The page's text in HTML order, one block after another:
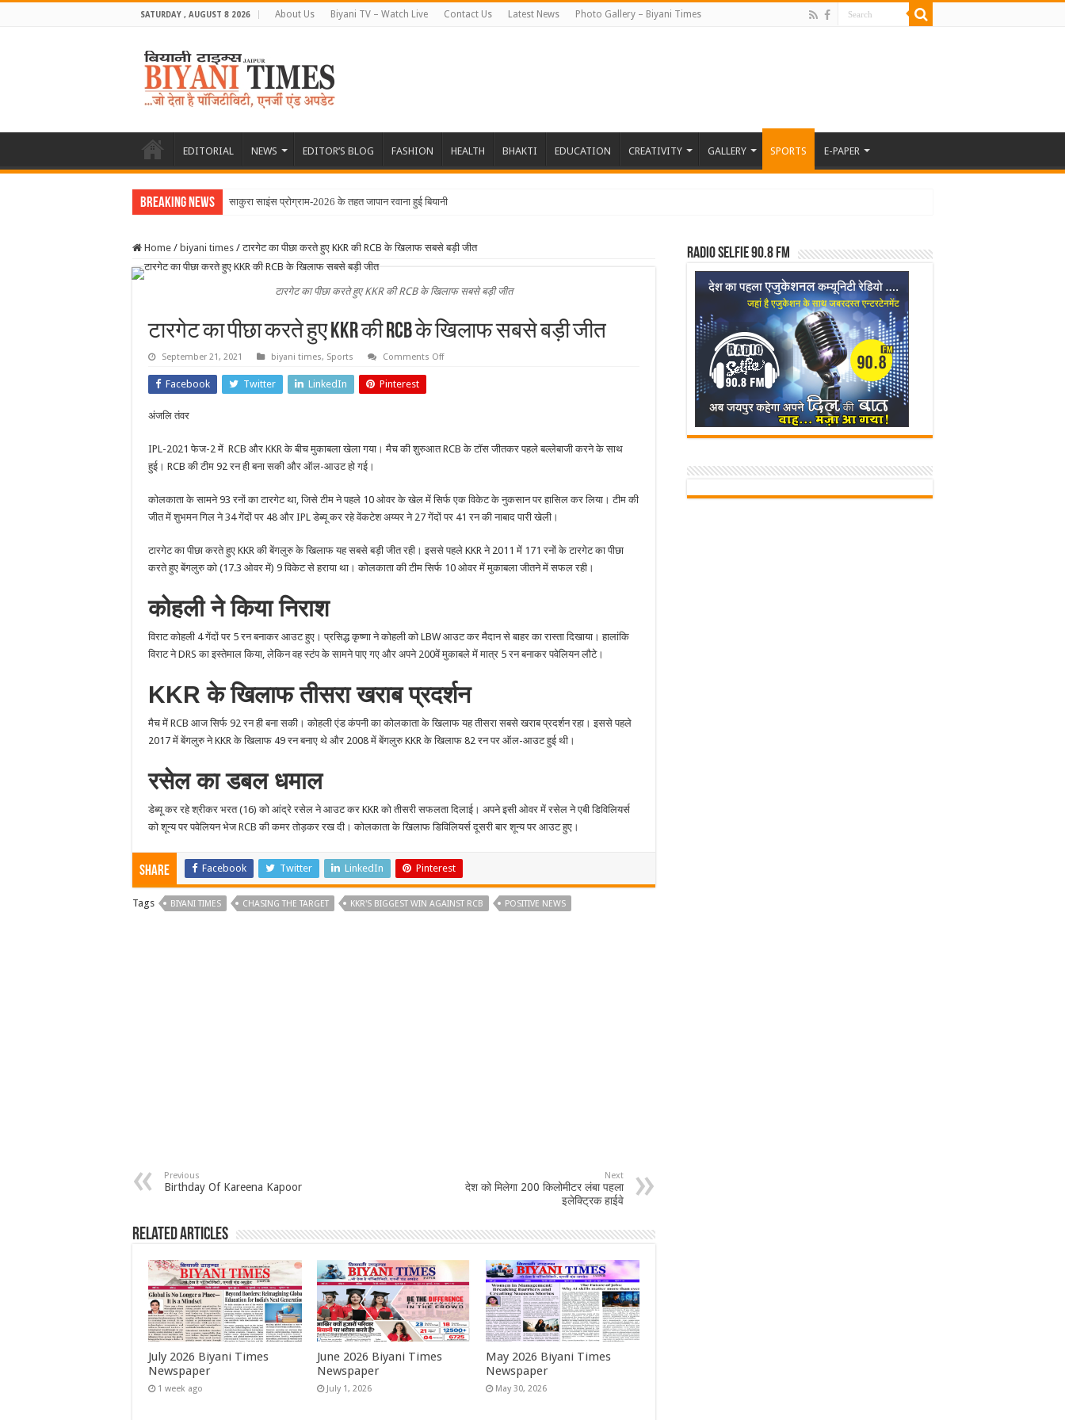
SATURDAY , AUGUST 8 2026 About Us Biyani TV – Watch Live Contact Us Latest News Photo Gallery – Biyani Times
EDITORIAL NEWS EDITOR’S BLOG FASHION HEALTH BHAKTI EDUCATION CREATIVITY GALLERY SPORTS E-PAPER
Breaking News साकुरा साइंस प्रोग्राम-2026 के तहत जापान रवाना हुई बियानी ग्रुप ऑफ कॉले
Home / biyani times / टारगेट का पीछा करते हुए KKR की RCB के खिलाफ सबसे बड़ी जीत
टारगेट का पीछा करते हुए KKR की RCB के खिलाफ सबसे बड़ी जीत
टारगेट का पीछा करते हुए KKR की RCB के खिलाफ सबसे बड़ी जीत
September 21, 2021 biyani times, Sports Comments Offon
के
Facebook Twitter LinkedIn Pinterest
अंजलि तंवर
IPL-2021 फेज-2 में RCB और KKR के बीच मुकाबला खेला गया। मैच की शुरुआत RCB के टॉस जीतकर पहले बल्लेबाजी करने के साथ
हुई। RCB की टीम 92 रन ही बना सकी और ऑल-आउट हो गई।
कोलकाता के सामने 93 रनों का टारगेट था, जिसे टीम ने पहले 10 ओवर के खेल में सिर्फ एक विकेट के नुकसान पर हासिल कर लिया। टीम की
जीत में शुभमन गिल ने 34 गेंदों पर 48 और IPL डेब्यू कर रहे वेंकटेश अय्यर ने 27 गेंदों पर 41 रन की नाबाद पारी खेली।
टारगेट का पीछा करते हुए KKR की बेंगलुरु के खिलाफ यह सबसे बड़ी जीत रही। इससे पहले KKR ने 2011 में 171 रनों के टारगेट का पीछा
करते हुए बेंगलुरु को (17.3 ओवर में) 9 विकेट से हराया था। कोलकाता की टीम सिर्फ 10 ओवर में मुकाबला जीतने में सफल रही।
कोहली ने किया निराश
विराट कोहली 4 गेंदों पर 5 रन बनाकर आउट हुए। प्रसिद्ध कृष्णा ने कोहली को LBW आउट कर मैदान से बाहर का रास्ता दिखाया। हालांकि
विराट ने DRS का इस्तेमाल किया, लेकिन वह स्टंप के सामने पाए गए और अपने 200वें मुकाबले में मात्र 5 रन बनाकर पवेलियन लौटे।
KKR के खिलाफ तीसरा खराब प्रदर्शन
मैच में RCB आज सिर्फ 92 रन ही बना सकी। कोहली एंड कंपनी का कोलकाता के खिलाफ यह तीसरा सबसे खराब प्रदर्शन रहा। इससे पहले
2017 में बेंगलुरु ने KKR के खिलाफ 49 रन बनाए थे और 2008 में बेंगलुरु KKR के खिलाफ 82 रन पर ऑल-आउट हुई थी।
रसेल का डबल धमाल
डेब्यू कर रहे श्रीकर भरत (16) को आंद्रे रसेल ने आउट कर KKR को तीसरी सफलता दिलाई। अपने इसी ओवर में रसेल ने एबी डिविलियर्स
को शून्य पर पवेलियन भेज RCB की कमर तोड़कर रख दी। कोलकाता के खिलाफ डिविलियर्स दूसरी बार शून्य पर आउट हुए।
Share Facebook Twitter LinkedIn Pinterest
Tags BIYANI TIMES CHASING THE TARGET KKR'S BIGGEST WIN AGAINST RCB POSITIVE NEWS
Previous
Birthday Of Kareena Kapoor
Next
देश को मिलेगा 200 किलोमीटर लंबा पहला
इलेक्ट्रिक हाईवे
Related Articles
July 2026 Biyani Times
Newspaper
1 week ago
June 2026 Biyani Times
Newspaper
July 1, 2026
May 2026 Biyani Times
Newspaper
May 30, 2026
Radio Selfie 90.8 FM